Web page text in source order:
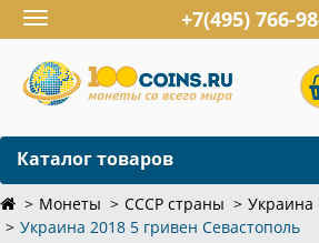
Toggle
navigation
+7(495) 766-
Каталог товаров
Монеты СССР страны
Украина
Украина 2018 5 гривен Севастополь